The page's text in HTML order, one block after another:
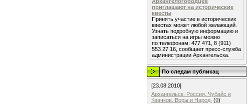
приглашают на исторические
квесты
Принять участие в исторических
квестах может любой желающий.
Узнать подробную информацию и
записаться на игры можно
по телефонам: 477 471, 8 (911)
553 27 16, сообщает пресс-служба
администрации Архангельска.
По следам публикац
[23.08.2010]
Архангельск. Россия. Чубайс и
Квачков. Воры и Народ. (0)